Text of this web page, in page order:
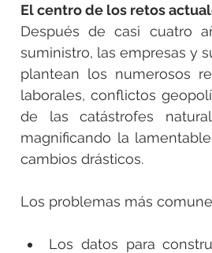
El centro de los retos
Después de casi cuatro
suministro, las empresas y
plantean los numerosos
laborales, conflictos
de las catástrofes
magnificando la
cambios drásticos.
Los problemas más
Los datos para